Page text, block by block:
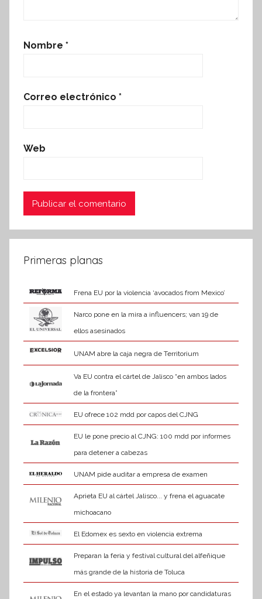
Nombre *
Correo electrónico *
Web
Primeras planas
Frena EU por la violencia ‘avocados from Mexico’
Narco pone en la mira a influencers; van 19 de
ellos asesinados
UNAM abre la caja negra de Territorium
Va EU contra el cártel de Jalisco “en ambos lados
de la frontera”
EU ofrece 102 mdd por capos del CJNG
EU le pone precio al CJNG: 100 mdd por informes
para detener a cabezas
UNAM pide auditar a empresa de examen
Aprieta EU al cártel Jalisco... y frena el aguacate
michoacano
El Edomex es sexto en violencia extrema
Preparan la feria y festival cultural del alfeñique
más grande de la historia de Toluca
En el estado ya levantan la mano por candidaturas